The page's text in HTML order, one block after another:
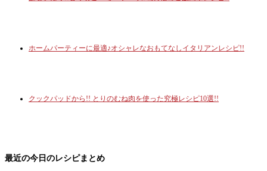
ホームパーティーに最適♪オシャレなおもてなしイタリアンレシピ!!
クックパッドから!! とりのむね肉を使った究極レシピ10選!!
最近の今日のレシピまとめ